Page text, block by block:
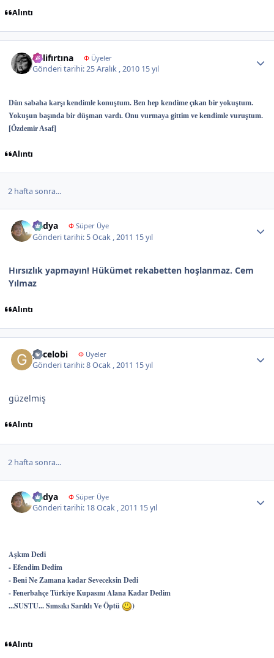
Alıntı
delifırtına ΦÜyeler
Gönderi tarihi:25 Aralık , 2010 15 yıl
Dün sabaha karşı kendimle konuştum. Ben hep kendime çıkan bir yokuştum.
Yokuşun başında bir düşman vardı. Onu vurmaya gittim ve kendimle vuruştum.
[Özdemir Asaf]
Alıntı
2 hafta sonra...
Radya ΦSüper Üye
Gönderi tarihi: 5 Ocak , 2011 15 yıl
Hırsızlık yapmayın! Hükümet rekabetten hoşlanmaz. Cem
Yılmaz
Alıntı
gecelobi ΦÜyeler
Gönderi tarihi:8 Ocak , 2011 15 yıl
güzelmiş
Alıntı
2 hafta sonra...
Radya ΦSüper Üye
Gönderi tarihi: 18 Ocak , 2011 15 yıl
Aşkım Dedi
- Efendim Dedim
- Beni Ne Zamana kadar Seveceksin Dedi
- Fenerbahçe Türkiye Kupasını Alana Kadar Dedim
...SUSTU... Sımsıkı Sarıldı Ve Öptü
)
Alıntı